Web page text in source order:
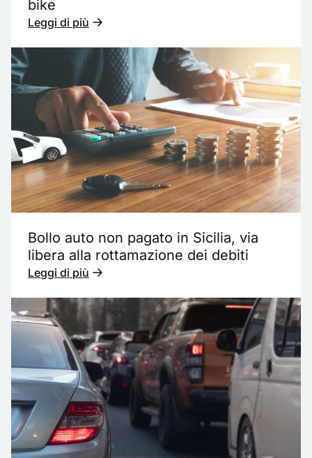
bike
Leggi di più
Bollo auto non pagato in Sicilia, via
libera alla rottamazione dei debiti
Leggi di più